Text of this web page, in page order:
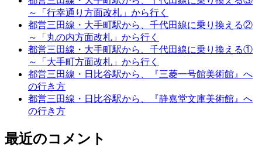
～「行幸通り方面改札」から行く
都営三田線・大手町駅から、千代田線に乗り換える②
～「丸の内方面改札」から行く
都営三田線・大手町駅から、千代田線に乗り換える①
～「大手町方面改札」から行く
都営三田線・日比谷駅から、『三菱一号館美術館』へ
の行き方
都営三田線・日比谷駅から、『静嘉堂文庫美術館』へ
の行き方
最近のコメント